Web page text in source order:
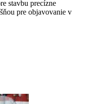
stavbu precízne
pre objavovanie v